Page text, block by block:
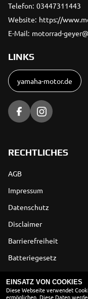
Telefon: 03447311443
Website: https://
E-Mail: motorrad-
LINKS
yamaha-motor.de
RECHTLICHES
AGB
Impressum
Datenschutz
Disclaimer
Barrierefreiheit
Batteriegesetz
EINSATZ VON COOKIES
Diese Webseite verwendet
ermöglichen. Diese Daten